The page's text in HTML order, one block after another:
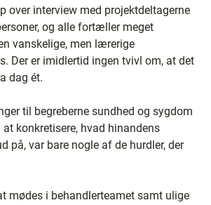
over interview med projektdeltagerne
og alle fortæller meget
vanskelige, men lærerige
Der er imidlertid ingen tvivl om, at det
dag ét.
til begreberne sundhed og sygdom
konkretisere, hvad hinandens
på, var bare nogle af de hurdler, der
mødes i behandlerteamet samt ulige